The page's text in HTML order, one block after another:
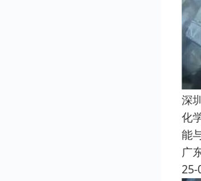
深
化
能
广
25-